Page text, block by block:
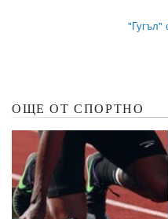
"Гугъл"
ОЩЕ ОТ СПОРТНО